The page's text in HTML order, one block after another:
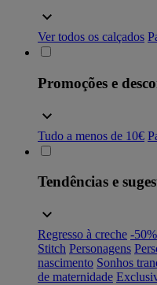
Ver todos os calçados
Promoções e
Tudo a menos de 10€
Tendências e
Regresso à creche -
Stitch Personagens
nascimento Sonhos
de maternidade